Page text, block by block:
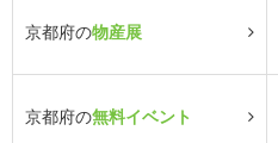
京都府の物産展
京都府の無料イベント